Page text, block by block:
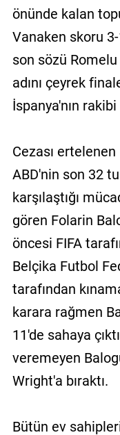
önünde kalan
Vanaken skoru
son sözü
adını çeyrek
İspanya'nın
Cezası
ABD'nin son 32
karşılaştığı
gören Folarin
öncesi FIFA
Belçika Futbol
tarafından
karara rağmen
11'de sahaya
veremeyen
Wright'a bıraktı.
Bütün ev